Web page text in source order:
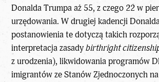
Donalda Trumpa aż 55, z czego 22 w
urzędowania. W drugiej kadencji
postanowienia te dotyczą takich
interpretacja zasadybirthright
z urodzenia), likwidowania programów
imigrantów ze Stanów Zjednoczonych